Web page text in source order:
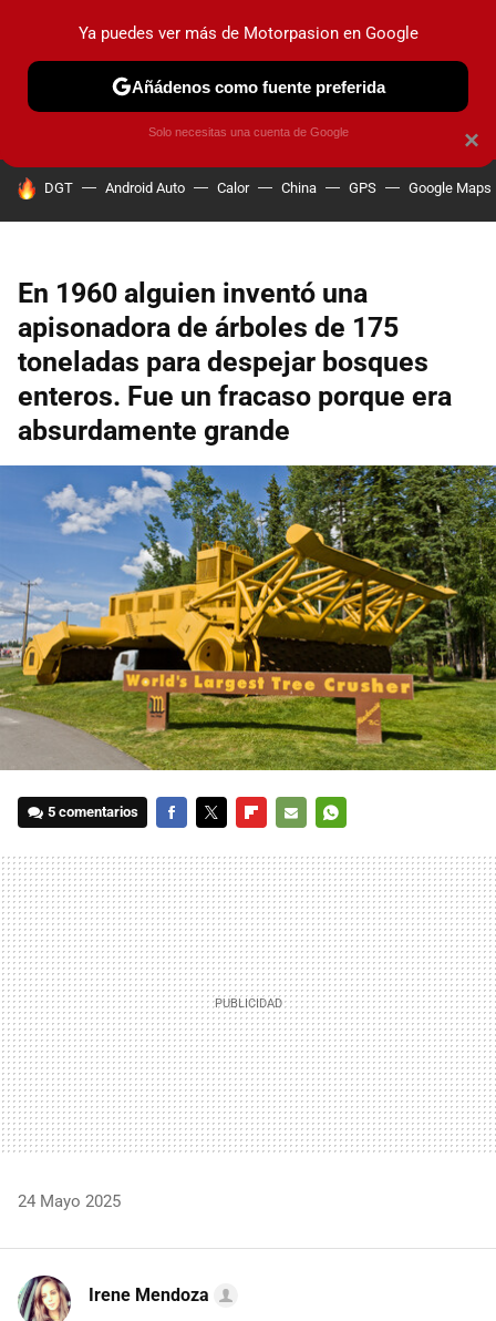
PRUEBAS COCHES ELÉCTRICOS OBSERVATORIO
HOY SE HABLA DE
DGT Android Auto Calor China GPS Google Maps
En 1960 alguien inventó una
apisonadora de árboles de 175
toneladas para despejar bosques
enteros. Fue un fracaso porque era
absurdamente grande
5 comentarios
MAIL
24 Mayo 2025
Irene Mendoza
×
Ya puedes ver más de Motorpasion en Google
Añádenos como fuente preferida
Solo necesitas una cuenta de Google